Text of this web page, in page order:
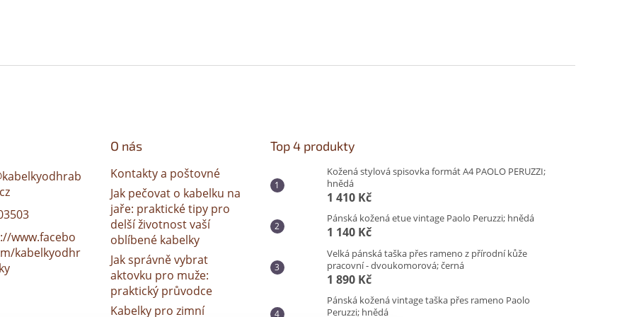
kabelkyodhrab
www.facebo
kabelkyodhr
O nás
Kontakty a poštovné
Jak pečovat o kabelku na
jaře: praktické tipy pro
delší životnost vaší
oblíbené kabelky
Jak správně vybrat
aktovku pro muže:
praktický průvodce
Kabelky pro zimní
Top 4 produkty
Kožená stylová spisovka formát A4 PAOLO PERUZZI;
hnědá
1 410 Kč
Pánská kožená etue vintage Paolo Peruzzi; hnědá
1 140 Kč
Velká pánská taška přes rameno z přírodní kůže
pracovní - dvoukomorová; černá
1 890 Kč
Pánská kožená vintage taška přes rameno Paolo
Peruzzi; hnědá